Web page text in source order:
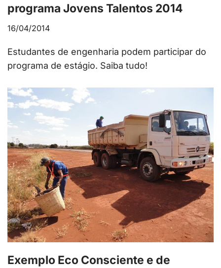
programa Jovens Talentos 2014
16/04/2014
Estudantes de engenharia podem participar do
programa de estágio. Saiba tudo!
Exemplo Eco Consciente e de